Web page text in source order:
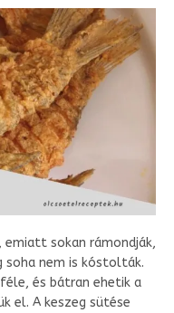
emiatt sokan rámondják,
soha nem is kóstolták.
és bátran ehetik a
el. A keszeg sütése